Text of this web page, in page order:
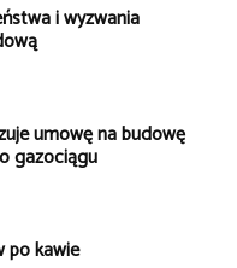
i wyzwania
umowę na budowę
gazociągu
po kawie